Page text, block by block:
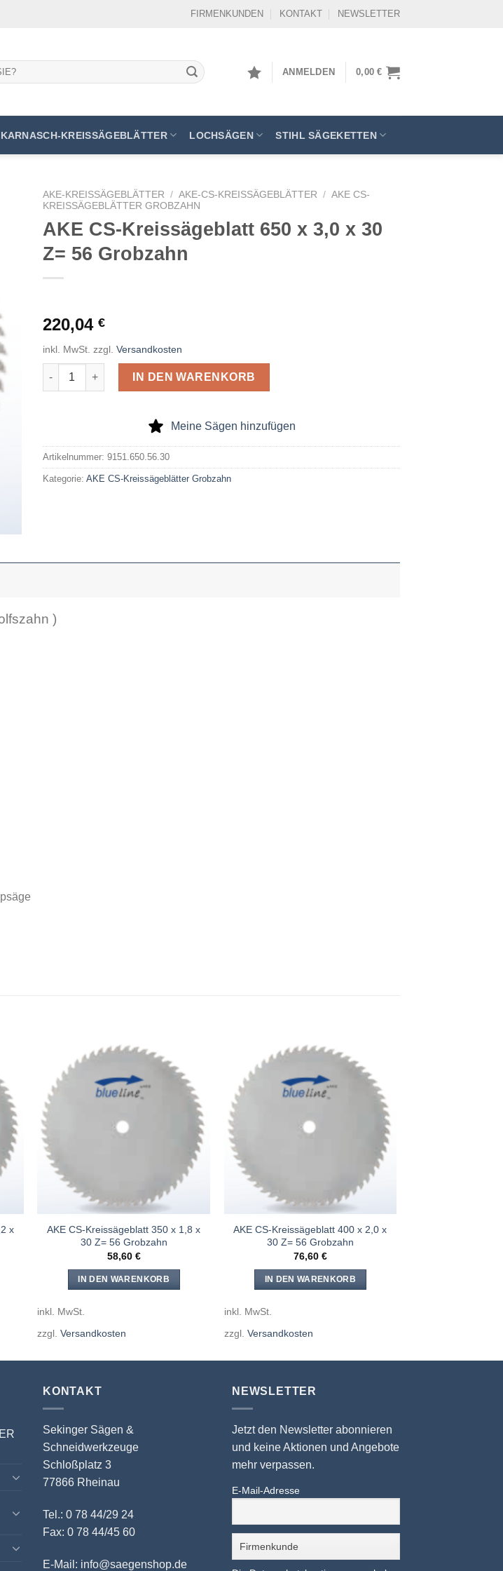
FIRMENKUNDEN KONTAKT NEWSLETTER
ANMELDEN 0,00€
KARNASCH-KREISSÄGEBLÄTTER LOCHSÄGEN STIHL SÄGEKETTEN
AKE-KREISSÄGEBLÄTTER / AKE-CS-KREISSÄGEBLÄTTER / AKE CS-
KREISSÄGEBLÄTTER GROBZAHN
AKE CS-Kreissägeblatt 650 x 3,0 x 30
Z= 56 Grobzahn
220,04 €
inkl. MwSt. zzgl. Versandkosten
AKE CS-Kreissägeblatt 650 x 3,0 x 30 Z= 56 Grobzahn Menge
IN DEN WARENKORB
Meine Sägen hinzufügen
Artikelnummer: 9151.650.56.30
Kategorie: AKE CS-Kreissägeblätter Grobzahn
)
x
€.
hinzufügen
AKE CS-Kreissägeblatt 350 x 1,8 x
30 Z= 56 Grobzahn
58,60 €
IN DEN WARENKORB
inkl. MwSt.
zzgl.Versandkosten
hinzufügen
AKE CS-Kreissägeblatt 400 x 2,0 x
30 Z= 56 Grobzahn
76,60 €
IN DEN WARENKORB
inkl. MwSt.
zzgl. Versandkosten
KONTAKT
Sekinger Sägen &
Schneidwerkzeuge
Schloßplatz 3
77866 Rheinau
Tel.: 0 78 44/29 24
Fax: 0 78 44/45 60
E-Mail: info@saegenshop.de
NEWSLETTER
Jetzt den Newsletter abonnieren
und keine Aktionen und Angebote
mehr verpassen.
E-Mail-Adresse